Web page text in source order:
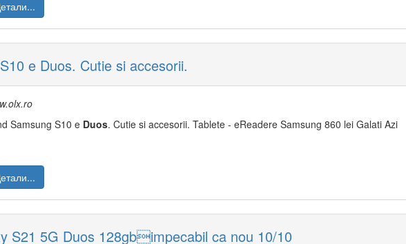
e Duos. Cutie si accesorii.
Samsung S10 e Duos. Cutie si accesorii. Tablete - eReadere Samsung 860 lei Galati Azi
S21 5G Duos 128gbimpecabil ca nou 10/10